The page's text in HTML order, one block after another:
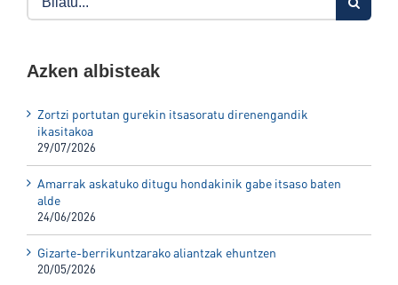
for:
Azken albisteak
Zortzi portutan gurekin itsasoratu direnengandik
ikasitakoa
29/07/2026
Amarrak askatuko ditugu hondakinik gabe itsaso baten
alde
24/06/2026
Gizarte-berrikuntzarako aliantzak ehuntzen
20/05/2026